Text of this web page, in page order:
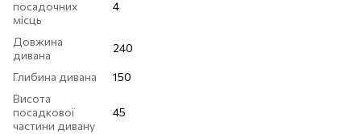
посадочних
місць
4
Довжина
дивана
240
Глибина дивана
150
Висота
посадкової
частини дивану
45